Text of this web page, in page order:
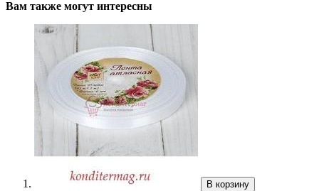
Вам также могут интересны
В корзину